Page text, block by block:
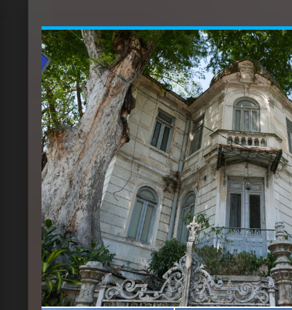
départ, on pense que la piscine ne sert à
minute mais quand on est un touriste qui
plus que la clef de sa chambre dans la
par le transat en bord de piscine que par la
on ne peut pas confier ses affaires ;) Meme
accueillants et que l'on a JAMAIS été
notre appareil photo, gopro, portables
ne pas se balader avec 10000$ autour du
L'hotel propose des chambres confortables
de l'immeuble donc pas très esthétique
chaleur), la salle de douche/wc est pratique
des placard et un coffre fort dans la
Le petit déjeuner en self est très complet :
oeufs, boissons chaudes et froides, pains
confitures...) mais également très local
paradis!)
D'ailleurs, pour tout ceux qui auraient peur
n'ayez crainte avec les fruits frais, ils sont
vinaigre blanc avant d'être épluchés et
les fruits à peau peuvent donc être
dans la rue biensur) et vous ferez des